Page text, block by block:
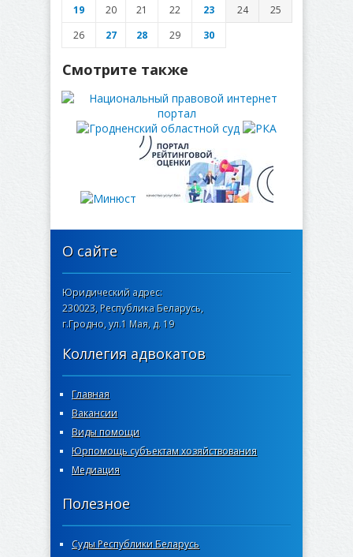
19
20 21 22 23 24
25
26
27 28 29 30
Смотрите также
О сайте
Юридический адрес:
230023, Республика Беларусь,
г.Гродно, ул.1 Мая, д. 19
Коллегия адвокатов
Главная
Вакансии
Виды помощи
Юрпомощь субъектам хозяйствования
Медиация
Полезное
Суды Республики Беларусь